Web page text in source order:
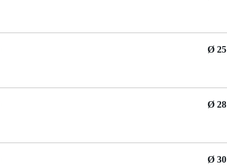
Ø 25
Ø 28
Ø 30